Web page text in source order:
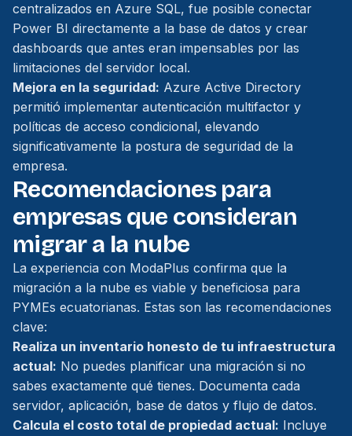
centralizados en Azure SQL, fue posible conectar
Power BI directamente a la base de datos y crear
dashboards que antes eran impensables por las
limitaciones del servidor local.
Mejora en la seguridad: Azure Active Directory
permitió implementar autenticación multifactor y
políticas de acceso condicional, elevando
significativamente la postura de seguridad de la
empresa.
Recomendaciones para
empresas que consideran
migrar a la nube
La experiencia con ModaPlus confirma que la
migración a la nube es viable y beneficiosa para
PYMEs ecuatorianas. Estas son las recomendaciones
clave:
Realiza un inventario honesto de tu infraestructura
actual: No puedes planificar una migración si no
sabes exactamente qué tienes. Documenta cada
servidor, aplicación, base de datos y flujo de datos.
Calcula el costo total de propiedad actual: Incluye